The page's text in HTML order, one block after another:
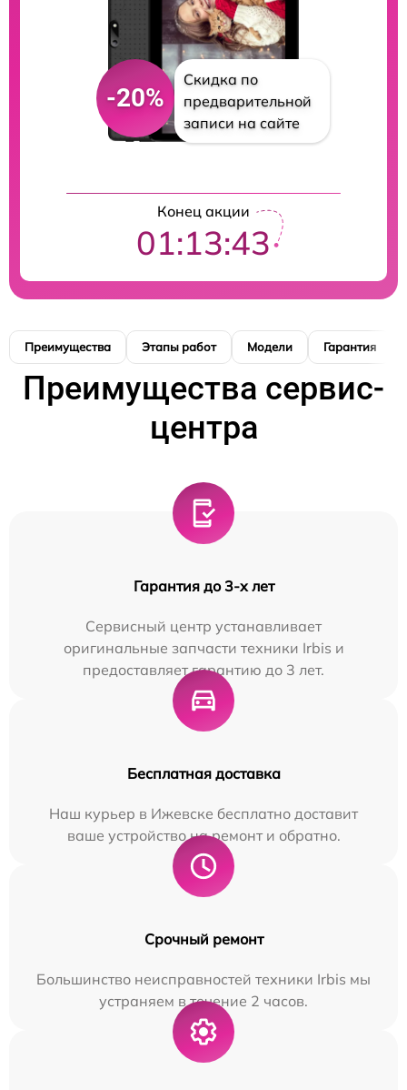
-20%
Скидка по
предварительной
записи на сайте
Конец акции
01:13:42
Преимущества Этапы работ Модели Гарантия
Преимущества сервис-
центра
Гарантия до 3-х лет
Сервисный центр устанавливает
оригинальные запчасти техники Irbis и
предоставляет гарантию до 3 лет.
Бесплатная доставка
Наш курьер в Ижевске бесплатно доставит
ваше устройство на ремонт и обратно.
Срочный ремонт
Большинство неисправностей техники Irbis мы
устраняем в течение 2 часов.